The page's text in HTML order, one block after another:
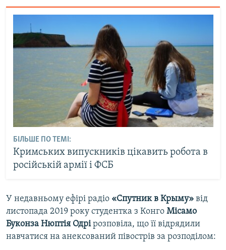
БІЛЬШЕ ПО ТЕМІ:
Кримських випускників цікавить робота в
російській армії і ФСБ
У недавньому ефірі радіо «Спутник в Крыму» від
листопада 2019 року студентка з Конго Місамо
Буконза Нюптія Одрірозповіла, що її відрядили
навчатися на анексований півострів за розподілом: